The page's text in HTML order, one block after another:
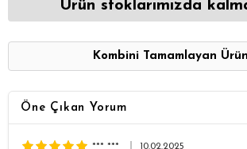
Ürün stoklarımızda
Kombini Tamamlayan
Öne Çıkan Yorum
*** *** 10.02.2025